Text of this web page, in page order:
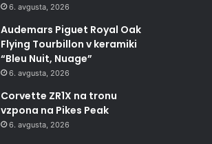
6. avgusta, 2026
Audemars Piguet Royal Oak
Flying Tourbillon v keramiki
“Bleu Nuit, Nuage”
6. avgusta, 2026
Corvette ZR1X na tronu
vzpona na Pikes Peak
6. avgusta, 2026